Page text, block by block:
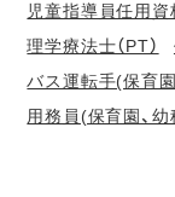
児童指導員任用資
理学療法士（PT）
バス運転手(保育
用務員(保育園、幼